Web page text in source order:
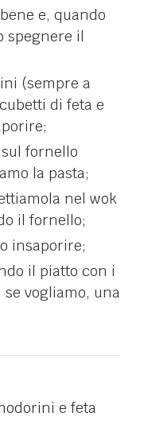
e, quando
spegnere il
(sempre a
di feta e
fornello
la pasta;
nel wok
il fornello;
insaporire;
il piatto con i
vogliamo, una